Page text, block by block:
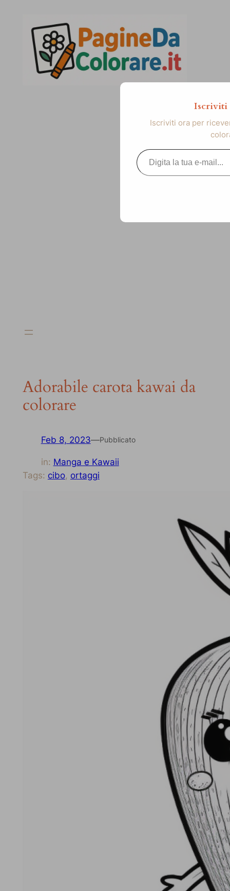
contenuto
Adorabile carota kawai da
colorare
Feb 8, 2023—Pubblicato
in: Manga e Kawaii
Tags: cibo, ortaggi
Iscriviti
Iscriviti ora per
Digita la tua e-mail...